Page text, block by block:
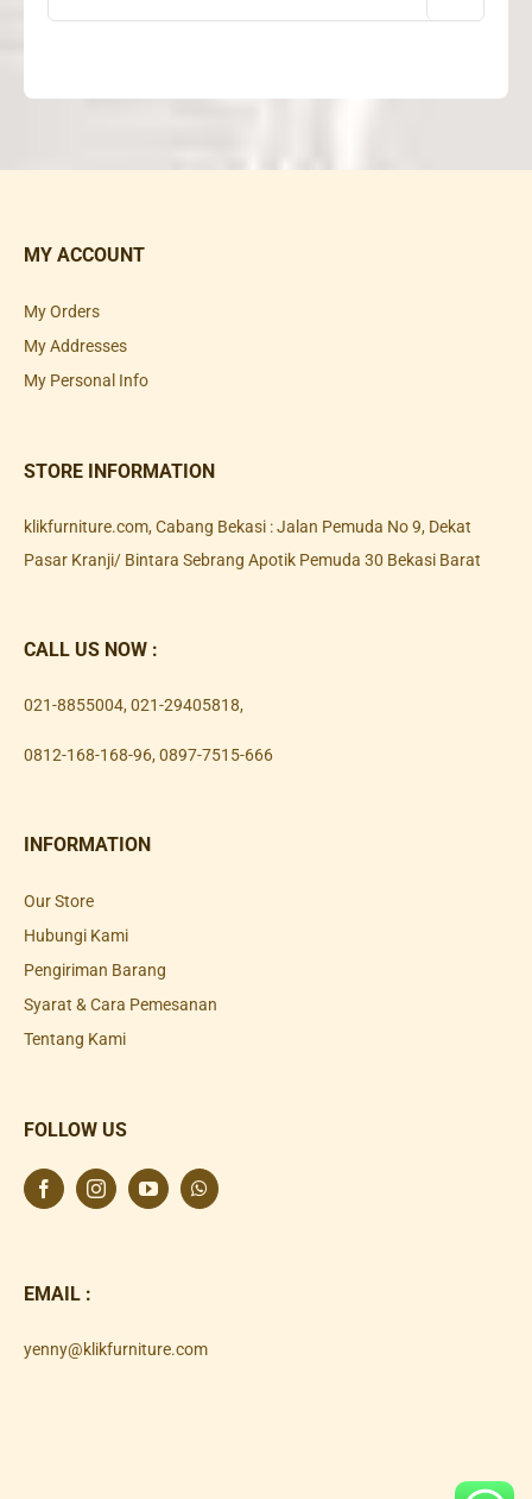
MY ACCOUNT
My Orders
My Addresses
My Personal Info
STORE INFORMATION
klikfurniture.com, Cabang Bekasi : Jalan Pemuda No 9, Dekat
Pasar Kranji/ Bintara Sebrang Apotik Pemuda 30 Bekasi Barat
CALL US NOW :
021-8855004, 021-29405818,
0812-168-168-96, 0897-7515-666
INFORMATION
Our Store
Hubungi Kami
Pengiriman Barang
Syarat & Cara Pemesanan
Tentang Kami
FOLLOW US
EMAIL :
yenny@klikfurniture.com